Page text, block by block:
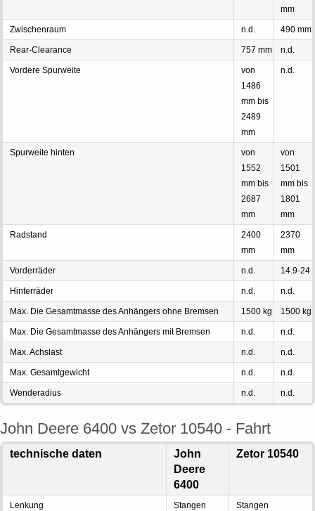
mm
Zwischenraum n.d. 490 mm
Rear-Clearance 757 mm n.d.
Vordere Spurweite
von
1486
mm bis
2489
mm
n.d.
Spurweite hinten
von
1552
mm bis
2687
mm
von
1501
mm bis
1801
mm
Radstand
2400
mm
2370
mm
Vorderräder n.d. 14.9-24
Hinterräder n.d. n.d.
Max. Die Gesamtmasse des Anhängers ohne Bremsen 1500 kg 1500 kg
Max. Die Gesamtmasse des Anhängers mit Bremsen n.d. n.d.
Max. Achslast n.d. n.d.
Max. Gesamtgewicht n.d. n.d.
Wenderadius n.d. n.d.
John Deere 6400 vs Zetor 10540 - Fahrt
technische daten
John
Deere
6400
Zetor 10540
Lenkung Stangen Stangen